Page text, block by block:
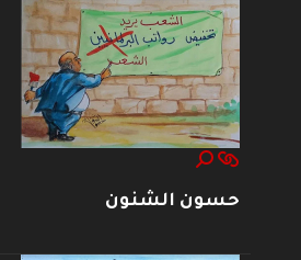
حسون الشنون